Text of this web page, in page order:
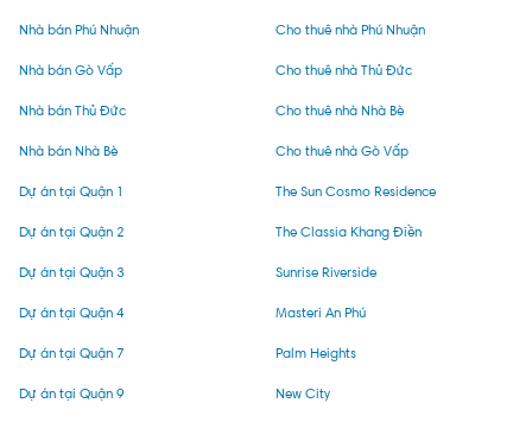
Nhà bán Phú Nhuận
Nhà bán Gò Vấp
Nhà bán Thủ Đức
Nhà bán Nhà Bè
Cho thuê nhà Phú Nhuận
Cho thuê nhà Thủ Đức
Cho thuê nhà Nhà Bè
Cho thuê nhà Gò Vấp
Dự án tại Quận 1
Dự án tại Quận 2
Dự án tại Quận 3
Dự án tại Quận 4
Dự án tại Quận 7
Dự án tại Quận 9
The Sun Cosmo Residence
The Classia Khang Điền
Sunrise Riverside
Masteri An Phú
Palm Heights
New City